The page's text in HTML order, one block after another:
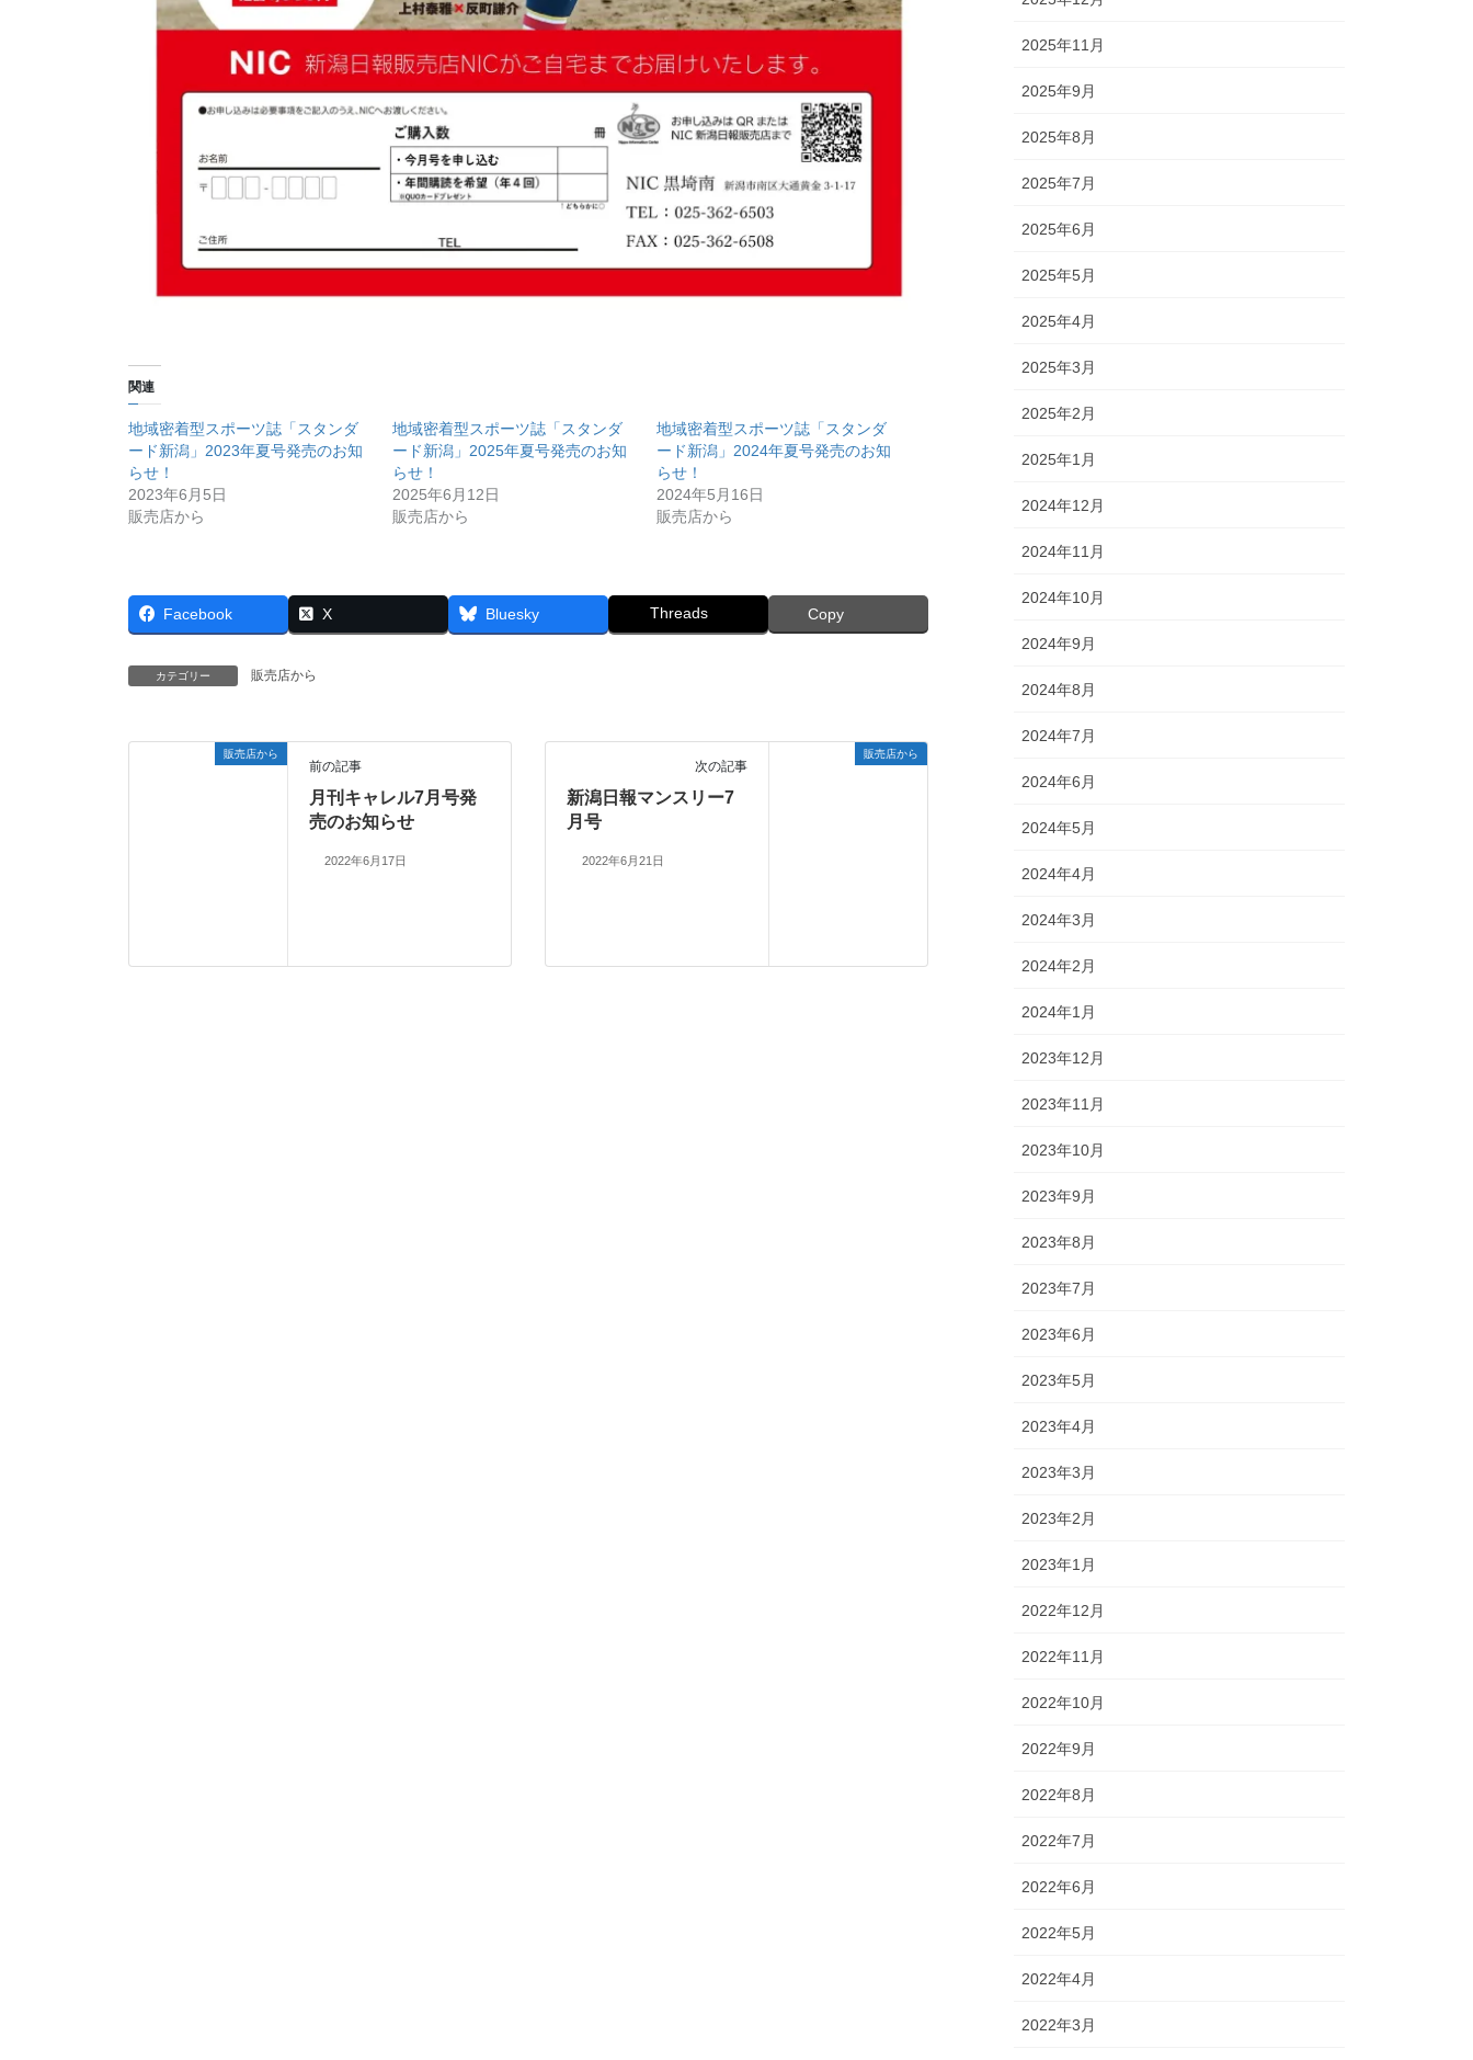
関連
地域密着型スポーツ誌「スタンダ
ード新潟」2023年夏号発売のお知
らせ！
2023年6月5日
販売店から
地域密着型スポーツ誌「スタンダ
ード新潟」2025年夏号発売のお知
らせ！
2025年6月12日
販売店から
地域密着型スポーツ誌「スタンダ
ード新潟」2024年夏号発売のお知
らせ！
2024年5月16日
販売店から
Facebook X Bluesky Threads Copy
カテゴリー 販売店から
販売店から
前の記事
月刊キャレル7月号発
売のお知らせ
2022年6月17日
販売店から
次の記事
新潟日報マンスリー7
月号
2022年6月21日
2025年11月
2025年9月
2025年8月
2025年7月
2025年6月
2025年5月
2025年4月
2025年3月
2025年2月
2025年1月
2024年12月
2024年11月
2024年10月
2024年9月
2024年8月
2024年7月
2024年6月
2024年5月
2024年4月
2024年3月
2024年2月
2024年1月
2023年12月
2023年11月
2023年10月
2023年9月
2023年8月
2023年7月
2023年6月
2023年5月
2023年4月
2023年3月
2023年2月
2023年1月
2022年12月
2022年11月
2022年10月
2022年9月
2022年8月
2022年7月
2022年6月
2022年5月
2022年4月
2022年3月